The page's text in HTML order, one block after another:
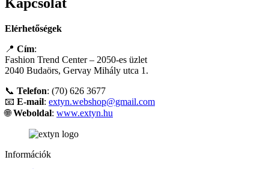
Kapcsolat
Elérhetőségek
📍 Cím:
Fashion Trend Center – 2050-es üzlet
2040 Budaörs, Gervay Mihály utca 1.
📞 Telefon: (70) 626 3677
📧 E-mail: extyn.webshop@gmail.com
🌐Weboldal: www.extyn.hu
Információk